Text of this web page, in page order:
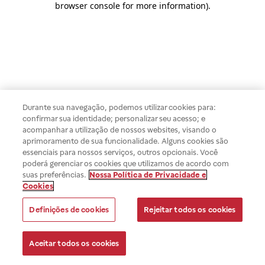
browser console for more information).
Durante sua navegação, podemos utilizar cookies para:
confirmar sua identidade; personalizar seu acesso; e
acompanhar a utilização de nossos websites, visando o
aprimoramento de sua funcionalidade. Alguns cookies são
essenciais para nossos serviços, outros opcionais. Você
poderá gerenciar os cookies que utilizamos de acordo com
suas preferências. Nossa Política de Privacidade e
Cookies
Definições de cookies Rejeitar todos os cookies
Aceitar todos os cookies